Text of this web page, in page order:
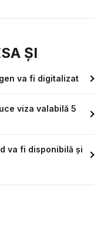
ȘI
va fi digitalizat
viza valabilă 5
va fi disponibilă și